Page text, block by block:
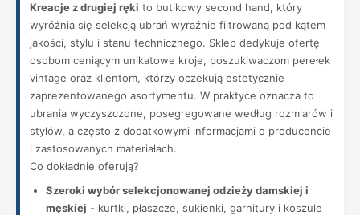
Kreacje z drugiej ręki to butikowy second hand, który
wyróżnia się selekcją ubrań wyraźnie filtrowaną pod kątem
jakości, stylu i stanu technicznego. Sklep dedykuje ofertę
osobom ceniącym unikatowe kroje, poszukiwaczom perełek
vintage oraz klientom, którzy oczekują estetycznie
zaprezentowanego asortymentu. W praktyce oznacza to
ubrania wyczyszczone, posegregowane według rozmiarów i
stylów, a często z dodatkowymi informacjami o producencie
i zastosowanych materiałach.
Co dokładnie oferują?
Szeroki wybór selekcjonowanej odzieży damskiej i
męskiej - kurtki, płaszcze, sukienki, garnitury i koszule